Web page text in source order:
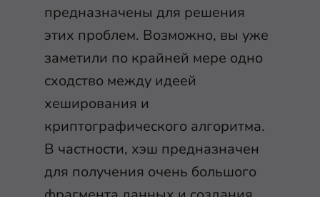
предназначены для решения
этих проблем. Возможно, вы уже
заметили по крайней мере одно
сходство между идеей
хеширования и
криптографического алгоритма.
В частности, хэш предназначен
для получения очень большого